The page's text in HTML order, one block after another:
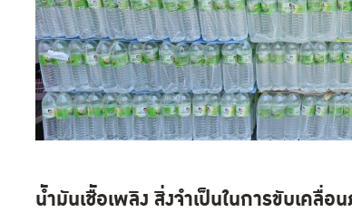
น้ำมันเชื้อเพลิง สิ่งจำเป็นในการขับเคลื่อ